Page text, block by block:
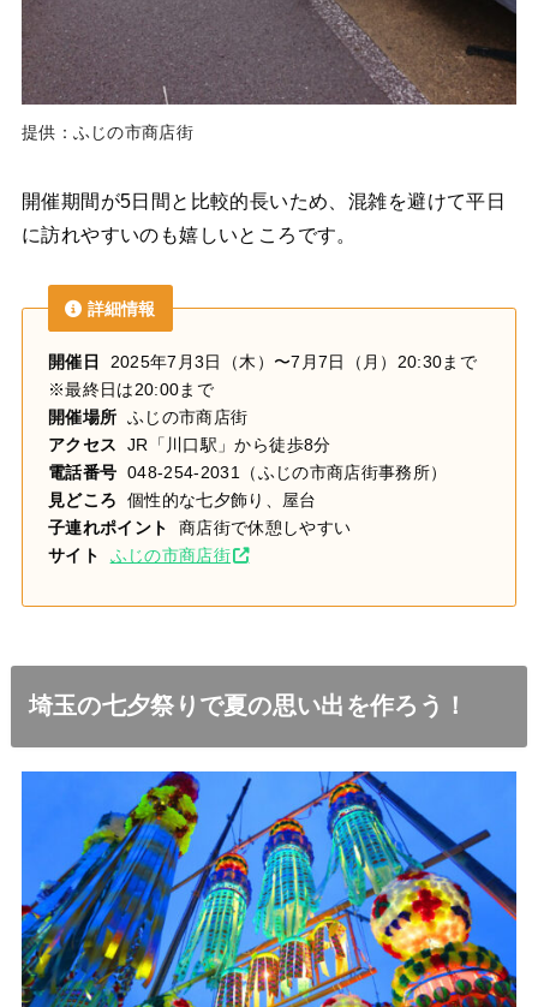
提供：ふじの市商店街
開催期間が5日間と比較的長いため、混雑を避けて平日
に訪れやすいのも嬉しいところです。
詳細情報
開催日
2025年7月3日（木）〜7月7日（月）20:30まで
※最終日は20:00まで
開催場所 ふじの市商店街
アクセス JR「川口駅」から徒歩8分
電話番号 048-254-2031（ふじの市商店街事務所）
見どころ 個性的な七夕飾り、屋台
子連れポイント
商店街で休憩しやすい
サイト
ふじの市商店街
埼玉の七夕祭りで夏の思い出を作ろう！